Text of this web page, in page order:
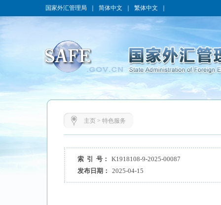
国家外汇管理局 简体中文 繁体中文
主页> 特色服务
索 引 号：
K1918108-9-2025-00087
发布日期：
2025-04-15